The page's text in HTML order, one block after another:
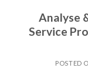
Analyse
Service
POSTED